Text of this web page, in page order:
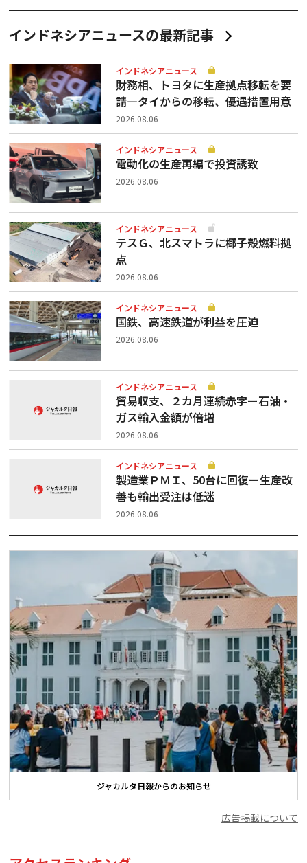
インドネシアニュースの最新記事
インドネシアニュース
財務相、トヨタに生産拠点移転を要
請—タイからの移転、優遇措置用意
2026.08.06
インドネシアニュース
電動化の生産再編で投資誘致
2026.08.06
インドネシアニュース
テスＧ、北スマトラに椰子殻燃料拠
点
2026.08.06
インドネシアニュース
国鉄、高速鉄道が利益を圧迫
2026.08.06
インドネシアニュース
貿易収支、２カ月連続赤字ー石油・
ガス輸入金額が倍増
2026.08.06
インドネシアニュース
製造業ＰＭＩ、50台に回復ー生産改
善も輸出受注は低迷
2026.08.06
ジャカルタ日報からのお知らせ
広告掲載について